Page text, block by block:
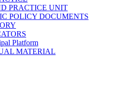
PRACTICE UNIT
POLICY DOCUMENTS
Platform
MATERIAL